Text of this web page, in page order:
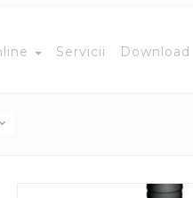
Servicii Download